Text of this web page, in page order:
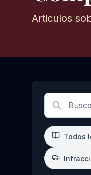
Articulos
Artículos Más
Todos